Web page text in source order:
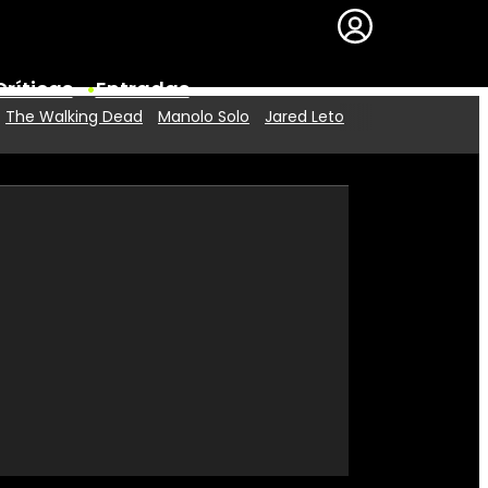
Entradas
Premios
The Walking Dead Manolo Solo Jared Leto